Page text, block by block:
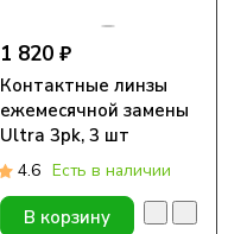
1 820 ₽
Контактные линзы
ежемесячной замены
Ultra 3pk, 3 шт
4.6 Есть в наличии
В корзину